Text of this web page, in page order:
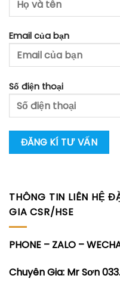
Email của bạn
Số điện thoại
THÔNG TIN LIÊN HỆ
GIA CSR/HSE
PHONE – ZALO –
Chuyên Gia: Mr Sơn